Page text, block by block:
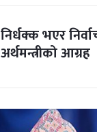
निर्धक्क भएर
अर्थमन्त्रीको आग्रह